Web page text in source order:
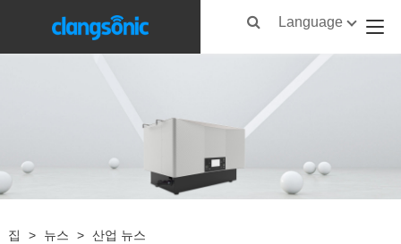
Language
집 > 뉴스 > 산업 뉴스